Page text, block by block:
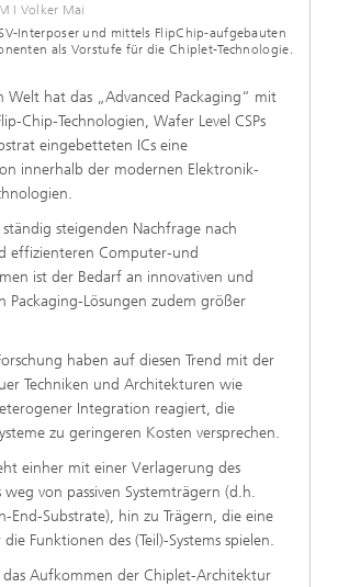
I Volker Mai
Interposer und mittels FlipChip-aufgebauten
als Vorstufe für die Chiplet-Technologie.
Welt hat das „Advanced Packaging“ mit
Chip-Technologien, Wafer Level CSPs
eingebetteten ICs eine
innerhalb der modernen Elektronik-
steigenden Nachfrage nach
effizienteren Computer-und
ist der Bedarf an innovativen und
Packaging-Lösungen zudem größer
haben auf diesen Trend mit der
Techniken und Architekturen wie
Integration reagiert, die
zu geringeren Kosten versprechen.
einher mit einer Verlagerung des
weg von passiven Systemträgern (d.h.
End-Substrate), hin zu Trägern, die eine
Funktionen des (Teil)-Systems spielen.
das Aufkommen der Chiplet-Architektur